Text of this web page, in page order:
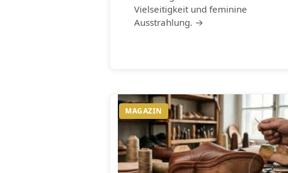
Vielseitigkeit und feminine
Ausstrahlung. →
MAGAZIN